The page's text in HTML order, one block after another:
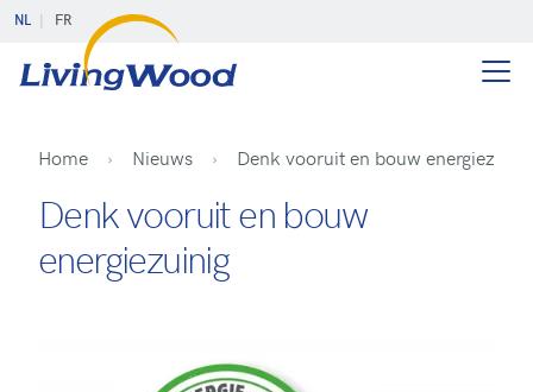
NL FR
Home Nieuws Denk vooruit en bouw
Denk vooruit en bouw
energiezuinig